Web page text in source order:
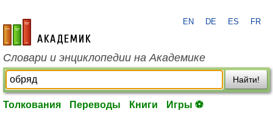
academic.ru
EN DE ES FR
Словари и энциклопедии на Академике
Найти!
Толкования Переводы Книги Игры ⚽